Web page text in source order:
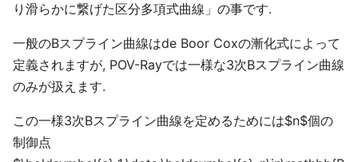
り滑らかに繋げた区分多項式曲線」の事です.
一般のBスプライン曲線はde Boor Coxの漸化式によって
定義されますが, POV-Rayでは一様な3次Bスプライン曲線
のみが扱えます.
この一様3次Bスプライン曲線を定めるためには$n$個の
制御点